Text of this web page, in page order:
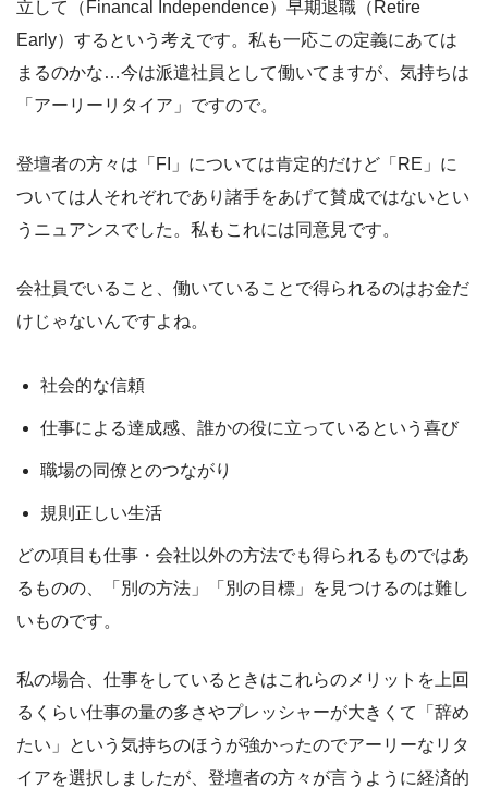
立して（Financal Independence）早期退職（Retire
Early）するという考えです。私も一応この定義にあては
まるのかな…今は派遣社員として働いてますが、気持ちは
「アーリーリタイア」ですので。
登壇者の方々は「FI」については肯定的だけど「RE」に
ついては人それぞれであり諸手をあげて賛成ではないとい
うニュアンスでした。私もこれには同意見です。
会社員でいること、働いていることで得られるのはお金だ
けじゃないんですよね。
社会的な信頼
仕事による達成感、誰かの役に立っているという喜び
職場の同僚とのつながり
規則正しい生活
どの項目も仕事・会社以外の方法でも得られるものではあ
るものの、「別の方法」「別の目標」を見つけるのは難し
いものです。
私の場合、仕事をしているときはこれらのメリットを上回
るくらい仕事の量の多さやプレッシャーが大きくて「辞め
たい」という気持ちのほうが強かったのでアーリーなリタ
イアを選択しましたが、登壇者の方々が言うように経済的